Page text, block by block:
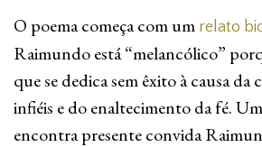
O poema começa com um relato
Raimundo está “melancólico”
que se dedica sem êxito à causa da
infiéis e do enaltecimento da fé.
encontra presente convida